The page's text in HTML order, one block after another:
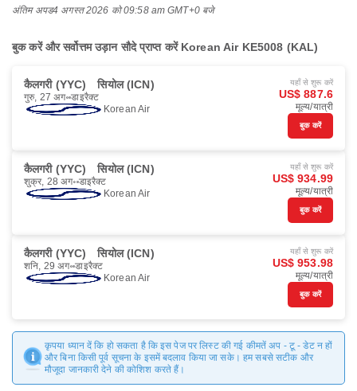
अंतिम अपड4 अगस्त 2026 को 09:58 am GMT+0 बजे
बुक करें और सर्वोत्तम उड़ान सौदे प्राप्त करें Korean Air KE5008 (KAL)
कैलगरी (YYC) सियोल (ICN)
गुरु, 27 अग॰ डाइरैक्ट
Korean Air
यहाँ से शुरू करें
US$ 887.6
मूल्य/यात्री
बुक करें
कैलगरी (YYC) सियोल (ICN)
शुक्र, 28 अग॰ डाइरैक्ट
Korean Air
यहाँ से शुरू करें
US$ 934.99
मूल्य/यात्री
बुक करें
कैलगरी (YYC) सियोल (ICN)
शनि, 29 अग॰ डाइरैक्ट
Korean Air
यहाँ से शुरू करें
US$ 953.98
मूल्य/यात्री
बुक करें
कृपया ध्यान दें कि हो सकता है कि इस पेज पर लिस्ट की गई कीमतें अप - टू - डेट न हों
और बिना किसी पूर्व सूचना के इसमें बदलाव किया जा सके। हम सबसे सटीक और
मौजूदा जानकारी देने की कोशिश करते हैं।